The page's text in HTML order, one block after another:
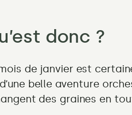
donc ?
de janvier est
belle aventure
des graines en